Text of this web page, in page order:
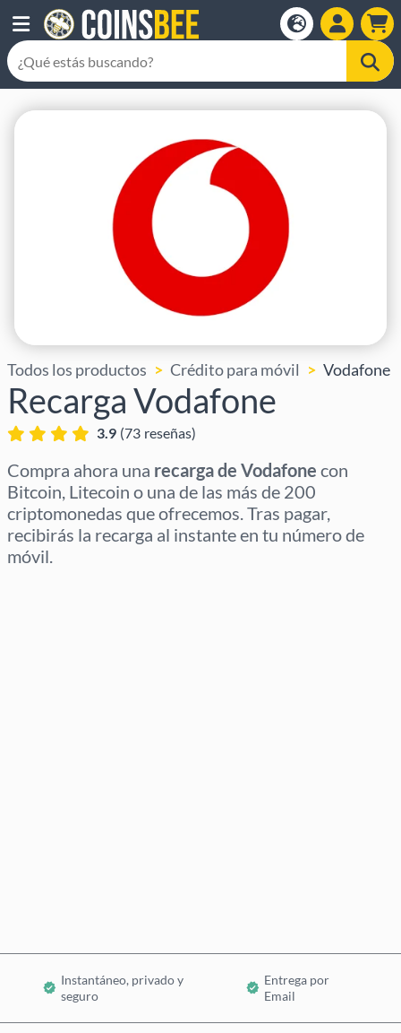
Todos los productos Crédito para móvil Vodafone
Recarga Vodafone
3.9 (73 reseñas)
Compra ahora una recarga de Vodafone con
Bitcoin, Litecoin o una de las más de 200
criptomonedas que ofrecemos. Tras pagar,
recibirás la recarga al instante en tu número de
móvil.
Instantáneo, privado y
seguro
Entrega por
Email